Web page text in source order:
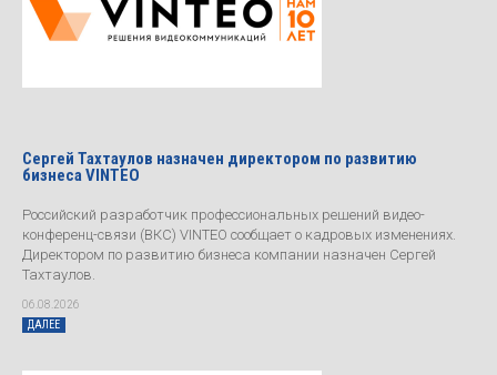
Сергей Тахтаулов назначен директором по развитию
бизнеса VINTEO
Российский разработчик профессиональных решений видео-
конференц-связи (ВКС) VINTEO сообщает о кадровых изменениях.
Директором по развитию бизнеса компании назначен Сергей
Тахтаулов.
06.08.2026
ДАЛЕЕ